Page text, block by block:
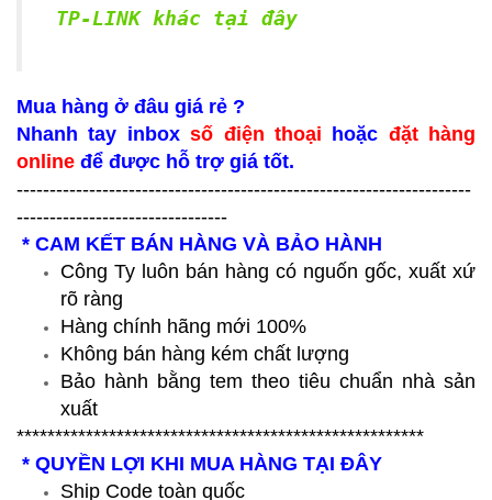
TP-LINK khác tại đây
Mua hàng ở đâu giá rẻ ?
Nhanh tay inboxsố điện thoại hoặc đặt hàng
online để được hỗ trợ giá tốt.
---------------------------------------------------------------------
--------------------------------
* CAM KẾT BÁN HÀNG VÀ BẢO HÀNH
Công Ty luôn bán hàng có nguốn gốc, xuất xứ
rõ ràng
Hàng chính hãng mới 100%
Không bán hàng kém chất lượng
Bảo hành bằng tem theo tiêu chuẩn nhà sản
xuất
*****************************************************
* QUYỀN LỢI KHI MUA HÀNG TẠI ĐÂY
Ship Code toàn quốc